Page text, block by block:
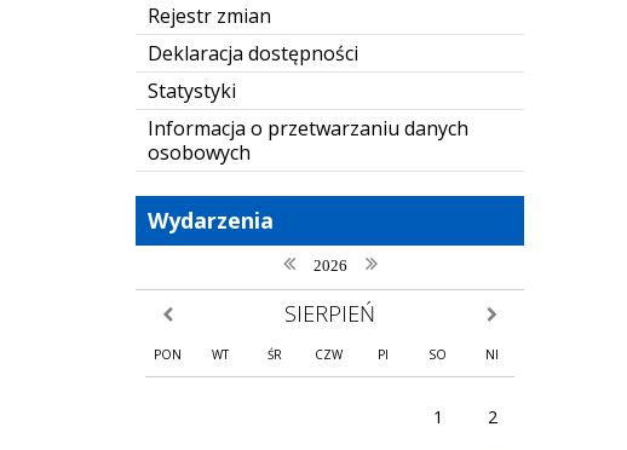
Rejestr zmian
Deklaracja dostępności
Statystyki
Informacja o przetwarzaniu danych
osobowych
Wydarzenia
poprzedni rok
2026 następny rok
poprzedni miesiąc SIERPIEŃ następny miesiąc
PON WT ŚR CZW PI SO NI
1 2